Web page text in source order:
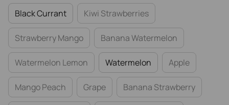
Black Currant Kiwi Strawberries
Strawberry Mango Banana Watermelon
Watermelon Lemon Watermelon Apple
Mango Peach Grape Banana Strawberry